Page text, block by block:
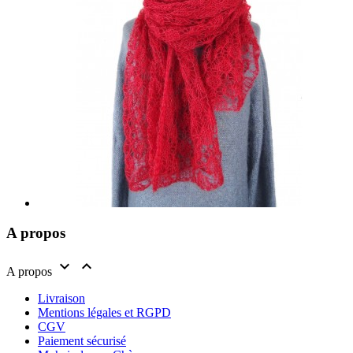
A propos
A propos  
Livraison
Mentions légales et RGPD
CGV
Paiement sécurisé